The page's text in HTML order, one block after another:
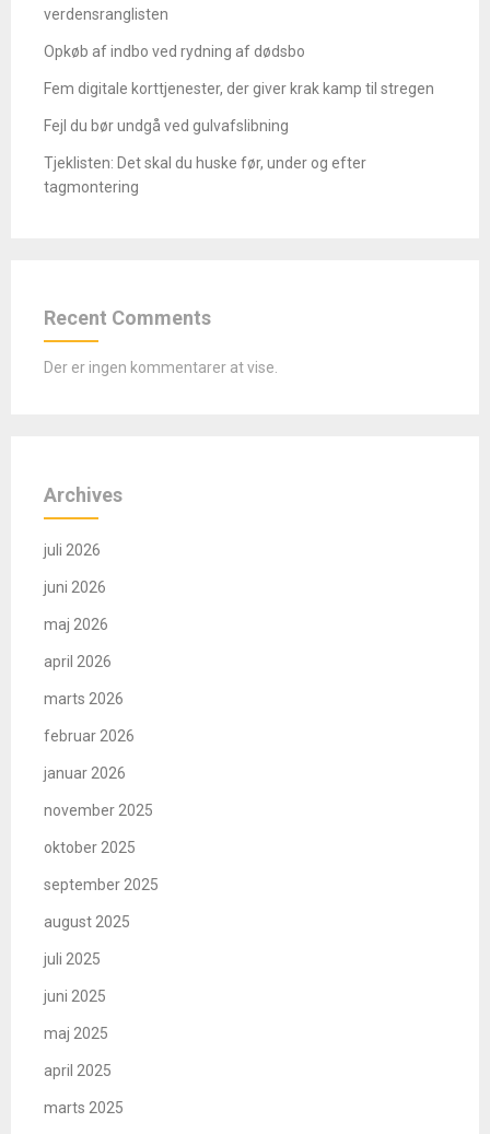
verdensranglisten
Opkøb af indbo ved rydning af dødsbo
Fem digitale korttjenester, der giver krak kamp til stregen
Fejl du bør undgå ved gulvafslibning
Tjeklisten: Det skal du huske før, under og efter
tagmontering
Recent Comments
Der er ingen kommentarer at vise.
Archives
juli 2026
juni 2026
maj 2026
april 2026
marts 2026
februar 2026
januar 2026
november 2025
oktober 2025
september 2025
august 2025
juli 2025
juni 2025
maj 2025
april 2025
marts 2025